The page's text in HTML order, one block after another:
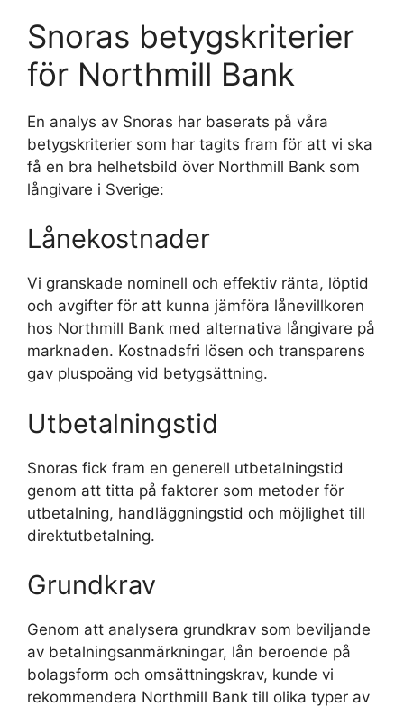
Snoras betygskriterier
för Northmill Bank
En analys av Snoras har baserats på våra
betygskriterier som har tagits fram för att vi ska
få en bra helhetsbild över Northmill Bank som
långivare i Sverige:
Lånekostnader
Vi granskade nominell och effektiv ränta, löptid
och avgifter för att kunna jämföra lånevillkoren
hos Northmill Bank med alternativa långivare på
marknaden. Kostnadsfri lösen och transparens
gav pluspoäng vid betygsättning.
Utbetalningstid
Snoras fick fram en generell utbetalningstid
genom att titta på faktorer som metoder för
utbetalning, handläggningstid och möjlighet till
direktutbetalning.
Grundkrav
Genom att analysera grundkrav som beviljande
av betalningsanmärkningar, lån beroende på
bolagsform och omsättningskrav, kunde vi
rekommendera Northmill Bank till olika typer av